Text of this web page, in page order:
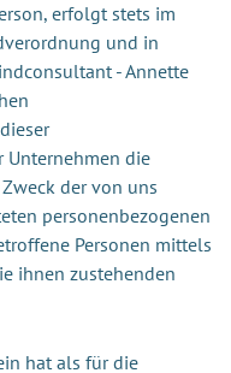
erfolgt stets im
und in
- Annette
Unternehmen die
der von uns
personenbezogenen
Personen mittels
ihnen zustehenden
hat als für die